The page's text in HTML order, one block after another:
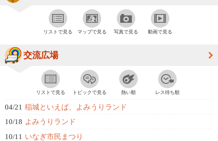
リストで見る マップで見る 写真で見る 動画で見る
交流広場
リストで見る トピックで見る 熱い順 レス待ち順
04/21 稲城といえば、よみうりランド
10/18 よみうりランド
10/11 いなぎ市民まつり